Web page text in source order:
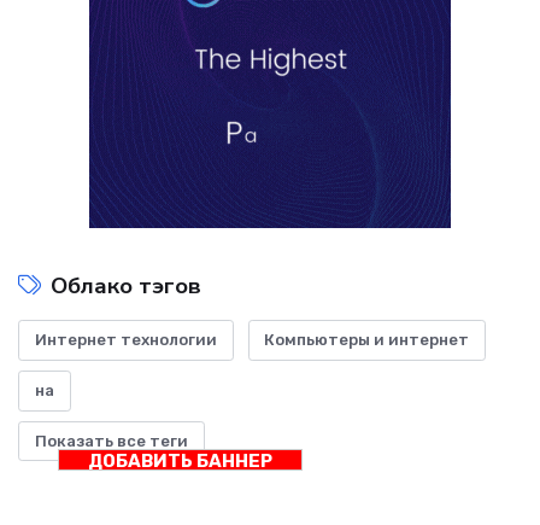
Облако тэгов
Интернет технологии Компьютеры и интернет
на
Показать все теги
ДОБАВИТЬ БАННЕР